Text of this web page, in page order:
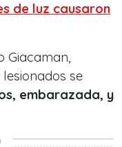
de luz causaron
Giacaman,
se
embarazada, y